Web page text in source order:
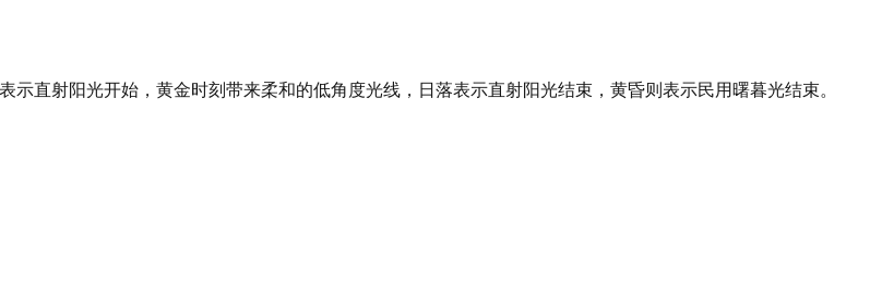
直射阳光开始，黄金时刻带来柔和的低角度光线，日落表示直射阳光结束，黄昏则表示民用曙暮光结束。